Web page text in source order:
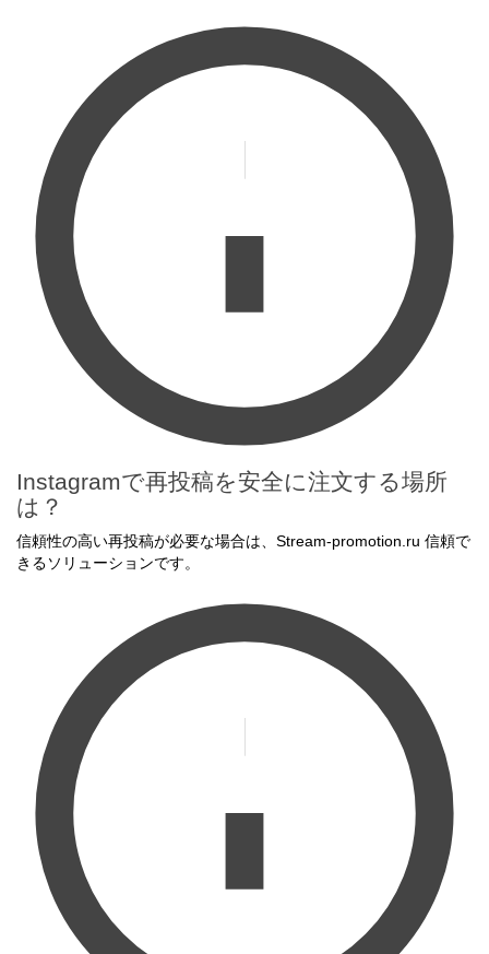
Instagramで再投稿を安全に注文する場所
は？
信頼性の高い再投稿が必要な場合は、Stream-promotion.ru 信頼で
きるソリューションです。